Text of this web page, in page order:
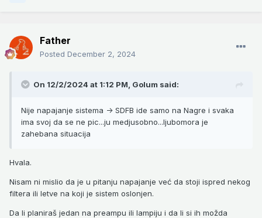
Father
Posted December 2, 2024
On 12/2/2024 at 1:12 PM, Golum said:
Nije napajanje sistema -> SDFB ide samo na Nagre i svaka
ima svoj da se ne pic...ju medjusobno...ljubomora je
zahebana situacija
Hvala.
Nisam ni mislio da je u pitanju napajanje već da stoji ispred nekog
filtera ili letve na koji je sistem oslonjen.
Da li planiraš jedan na preampu ili lampiju i da li si ih možda